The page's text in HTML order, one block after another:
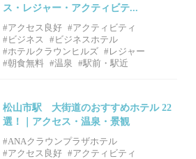
ス・レジャー・アクティビテ...
#アクセス良好 #アクティビティ
#ビジネス
#ビジネスホテル
#ホテルクラウンヒルズ #レジャー
#朝食無料 #温泉 #駅前・駅近
松山市駅 大街道のおすすめホテル 22
選！｜アクセス・温泉・景観
#ANAクラウンプラザホテル
#アクセス良好 #アクティビティ